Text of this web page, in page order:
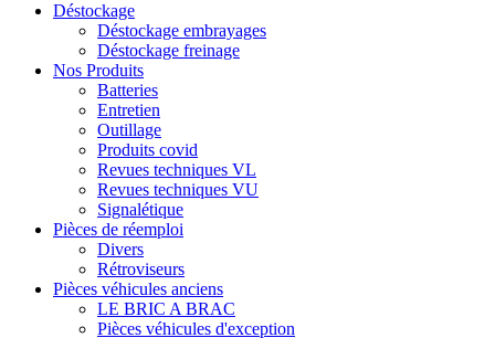
Déstockage
Déstockage embrayages
Déstockage freinage
Nos Produits
Batteries
Entretien
Outillage
Produits covid
Revues techniques VL
Revues techniques VU
Signalétique
Pièces de réemploi
Divers
Rétroviseurs
Pièces véhicules anciens
LE BRIC A BRAC
Pièces véhicules d'exception